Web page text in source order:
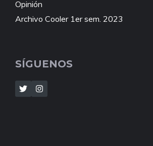
Opinión
Archivo Cooler 1er sem. 2023
SÍGUENOS